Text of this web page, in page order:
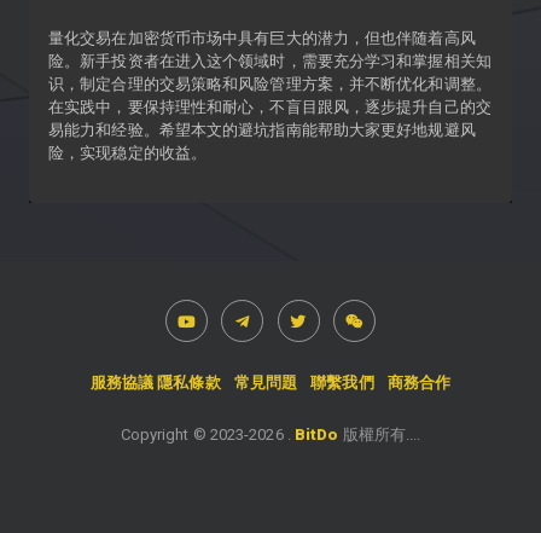
量化交易在加密货币市场中具有巨大的潜力，但也伴随着高风
险。新手投资者在进入这个领域时，需要充分学习和掌握相关知
识，制定合理的交易策略和风险管理方案，并不断优化和调整。
在实践中，要保持理性和耐心，不盲目跟风，逐步提升自己的交
易能力和经验。希望本文的避坑指南能帮助大家更好地规避风
险，实现稳定的收益。
服務協議 隱私條款 常見問題 聯繫我們 商務合作
Copyright © 2023-2026. BitDo 版權所有....